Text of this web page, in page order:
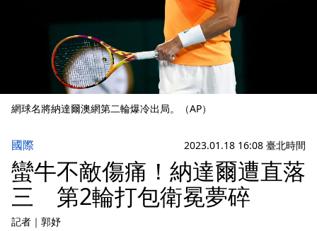
網球名將納達爾澳網第二輪爆冷出局。（AP）
國際 2023.01.18 16:08 臺北時間
蠻牛不敵傷痛！納達爾遭直落
三 第2輪打包衛冕夢碎
記者 ｜ 郭妤